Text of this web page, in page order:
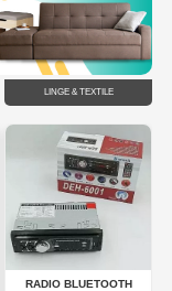
LINGE & TEXTILE
RADIO BLUETOOTH